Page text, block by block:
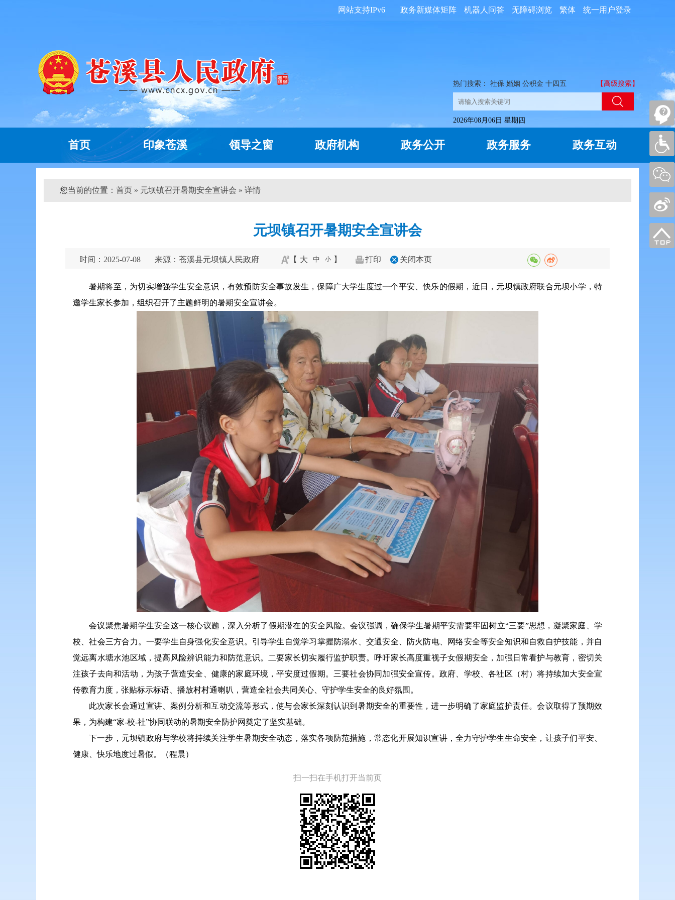
统一用户登录
繁体
无障碍浏览
机器人问答
政务新媒体矩阵
网站支持IPv6
热门搜索： 社保 婚姻 公积金 十四五 【高级搜索】
2026年08月06日 星期四
首页 印象苍溪 领导之窗 政府机构 政务公开 政务服务 政务互动
您当前的位置： 首页 » 元坝镇召开暑期安全宣讲会 » 详情
元坝镇召开暑期安全宣讲会
时间：2025-07-08 来源：苍溪县元坝镇人民政府 【 大 中 小 】 打印 关闭本页
暑期将至，为切实增强学生安全意识，有效预防安全事故发生，保障广大学生度过一个平安、快乐的假期，近日，元坝镇政府联合元坝小学，特
邀学生家长参加，组织召开了主题鲜明的暑期安全宣讲会。
会议聚焦暑期学生安全这一核心议题，深入分析了假期潜在的安全风险。会议强调，确保学生暑期平安需要牢固树立“三要”思想，凝聚家庭、学
校、社会三方合力。一要学生自身强化安全意识。引导学生自觉学习掌握防溺水、交通安全、防火防电、网络安全等安全知识和自救自护技能，并自
觉远离水塘水池区域，提高风险辨识能力和防范意识。二要家长切实履行监护职责。呼吁家长高度重视子女假期安全，加强日常看护与教育，密切关
注孩子去向和活动，为孩子营造安全、健康的家庭环境，平安度过假期。三要社会协同加强安全宣传。政府、学校、各社区（村）将持续加大安全宣
传教育力度，张贴标示标语、播放村村通喇叭，营造全社会共同关心、守护学生安全的良好氛围。
此次家长会通过宣讲、案例分析和互动交流等形式，使与会家长深刻认识到暑期安全的重要性，进一步明确了家庭监护责任。会议取得了预期效
果，为构建“家-校-社”协同联动的暑期安全防护网奠定了坚实基础。
下一步，元坝镇政府与学校将持续关注学生暑期安全动态，落实各项防范措施，常态化开展知识宣讲，全力守护学生生命安全，让孩子们平安、
健康、快乐地度过暑假。（程晨）
扫一扫在手机打开当前页